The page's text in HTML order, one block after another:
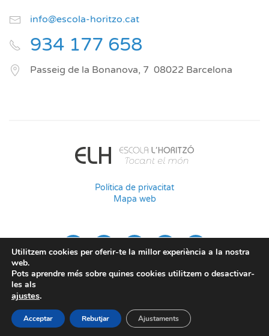
info@escola-horitzo.cat
934 177 658
Passeig de la Bonanova, 7 08022 Barcelona
Política de privacitat
Mapa web
Utilitzem cookies per oferir-te la millor experiència a la nostra
web.
Pots aprendre més sobre quines cookies utilitzem o desactivar-
les als
ajustes.
Acceptar Rebutjar Ajustaments